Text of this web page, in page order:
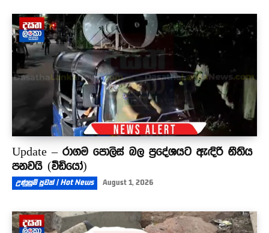
Update – රාගම පොලිස් බල ප්‍රදේශයට ඇඳිරි නීතිය
පනවයි (වීඩියෝ)
උණුසුම් පුවත් | Hot News August 1, 2026